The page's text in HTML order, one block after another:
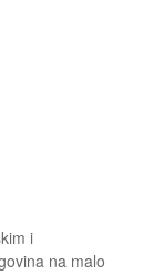
i
na malo